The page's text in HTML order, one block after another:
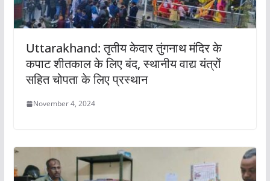
Uttarakhand: तृतीय केदार तुंगनाथ मंदिर के
कपाट शीतकाल के लिए बंद, स्थानीय वाद्य यंत्रों
सहित चोपता के लिए प्रस्थान
November 4, 2024